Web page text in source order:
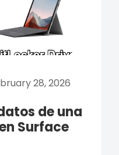
28, 2026
de una
Surface